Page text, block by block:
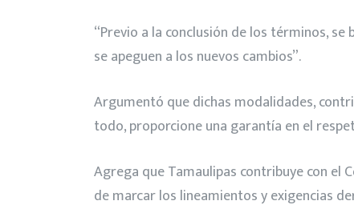
“Previo a la conclusión de los términos,
se apeguen a los nuevos cambios”.
Argumentó que dichas modalidades,
todo, proporcione una garantía en el
Agrega que Tamaulipas contribuye con el
de marcar los lineamientos y exigencias